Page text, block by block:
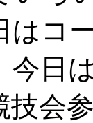
はコ
今日
技会